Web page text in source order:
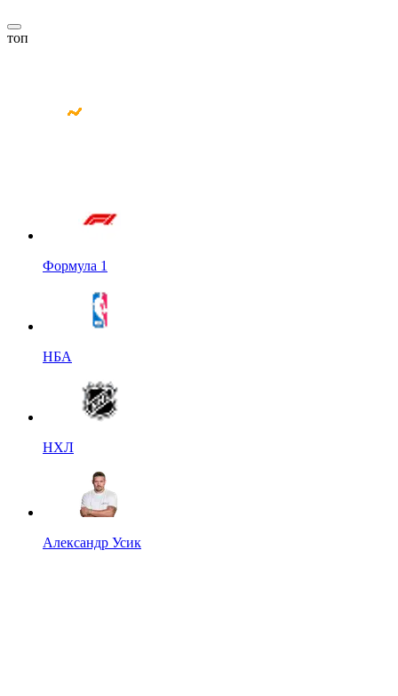
топ
Формула 1
НБА
НХЛ
Александр Усик